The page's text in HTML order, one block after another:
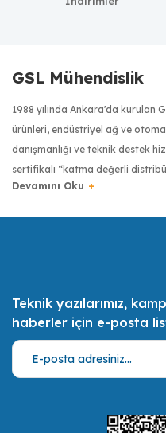
Meanwell
MW-EDR-75-48
75W/1.6A, 48 VDC, with
GSL Mühendislik
1988 yılında Ankara'da kurulan
ürünleri, endüstriyel ağ ve
danışmanlığı ve teknik destek
sertifikalı “katma değerli
haberleşme sektöründe
Türkiye bilişim sektörünün ilk
uzman sertifikalı mühendis
şekilde tespit etmek, onlara bu
ekonomik, en kaliteli ve en
Teknik yazılarımız,
haberler için e-posta